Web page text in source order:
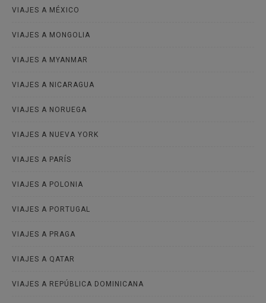
VIAJES A MÉXICO
VIAJES A MONGOLIA
VIAJES A MYANMAR
VIAJES A NICARAGUA
VIAJES A NORUEGA
VIAJES A NUEVA YORK
VIAJES A PARÍS
VIAJES A POLONIA
VIAJES A PORTUGAL
VIAJES A PRAGA
VIAJES A QATAR
VIAJES A REPÚBLICA DOMINICANA